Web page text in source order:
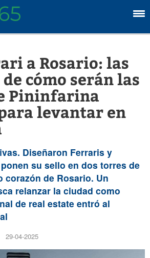
a Rosario: las
cómo serán las
Pininfarina
levantar en
Diseñaron Ferraris y
su sello en dos torres de
corazón de Rosario. Un
relanzar la ciudad como
de real estate entró al
29-04-2025